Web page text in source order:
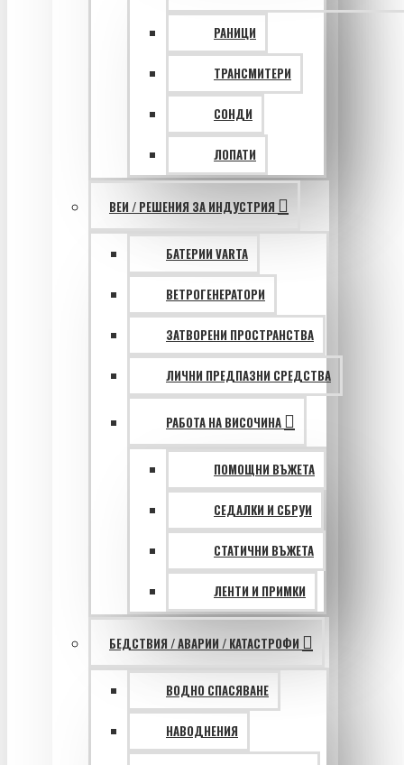
РАНИЦИ
ТРАНСМИТЕРИ
СОНДИ
ЛОПАТИ
ВЕИ / РЕШЕНИЯ ЗА ИНДУСТРИЯ
БАТЕРИИ VARTA
ВЕТРОГЕНЕРАТОРИ
ЗАТВОРЕНИ ПРОСТРАНСТВА
ЛИЧНИ ПРЕДПАЗНИ СРЕДСТВА
РАБОТА НА ВИСОЧИНА
ПОМОЩНИ ВЪЖЕТА
СЕДАЛКИ И СБРУИ
СТАТИЧНИ ВЪЖЕТА
ЛЕНТИ И ПРИМКИ
БЕДСТВИЯ / АВАРИИ / КАТАСТРОФИ
ВОДНО СПАСЯВАНЕ
НАВОДНЕНИЯ